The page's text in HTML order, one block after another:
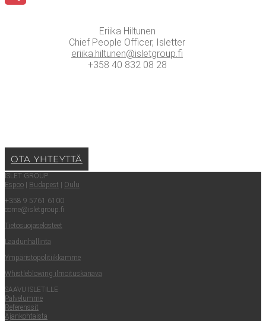
Erii­ka Hil­tu­nen
Chief People Officer, Islet­ter
eriika.​hiltunen@​isletgroup.​fi
+358 40 832 08 28
OTA YHTEYT­TÄ
ISLET GROUP
Espoo | Buda­pest | Oulu
+358 9 5761 6100
come@​isletgroup.​fi
Tie­to­suo­ja­se­los­teet
Laa­dun­hal­lin­ta
Ympä­ris­tö­po­li­tiik­kam­me
Whist­le­blowing ilmoituskanava
SAA­VU ISLETILLE
Pal­ve­lum­me
Refe­rens­sit
Ajan­koh­tais­ta